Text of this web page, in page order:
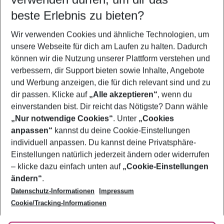
5-8 Nächte
2 Erwachsene Keine Kinder
Mehr Filter anzeigen
Footer
Footer navigation
Über uns
AGB
Bestpreisgarantie
Cookie-Einstellungen ändern
Cookie-Richtlinie
Agenturbetreuung
Barrierefreies Reisen
Folge uns
beste Erlebnis zu bieten?
Wir verwenden Cookies und ähnliche Technologien, um
unsere Webseite für dich am Laufen zu halten. Dadurch
können wir die Nutzung unserer Plattform verstehen und
verbessern, dir Support bieten sowie Inhalte, Angebote
und Werbung anzeigen, die für dich relevant sind und zu
dir passen. Klicke auf „Alle akzeptieren“, wenn du
einverstanden bist. Dir reicht das Nötigste? Dann wähle
„Nur notwendige Cookies“. Unter „Cookies
anpassen“ kannst du deine Cookie-Einstellungen
individuell anpassen. Du kannst deine Privatsphäre-
Einstellungen natürlich jederzeit ändern oder widerrufen
– klicke dazu einfach unten auf „Cookie-Einstellungen
ändern“.
Datenschutz-Informationen
Impressum
Cookie/Tracking-Informationen